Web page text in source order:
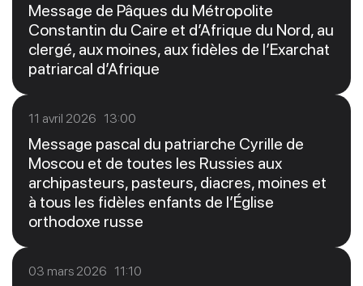
Message de Pâques du Métropolite
Constantin du Caire et d’Afrique du Nord, au
clergé, aux moines, aux fidèles de l’Exarchat
patriarcal d’Afrique
11 avril 2026 13:00
Message pascal du patriarche Cyrille de
Moscou et de toutes les Russies aux
archipasteurs, pasteurs, diacres, moines et
à tous les fidèles enfants de l’Église
orthodoxe russe
03 mars 2026 11:10